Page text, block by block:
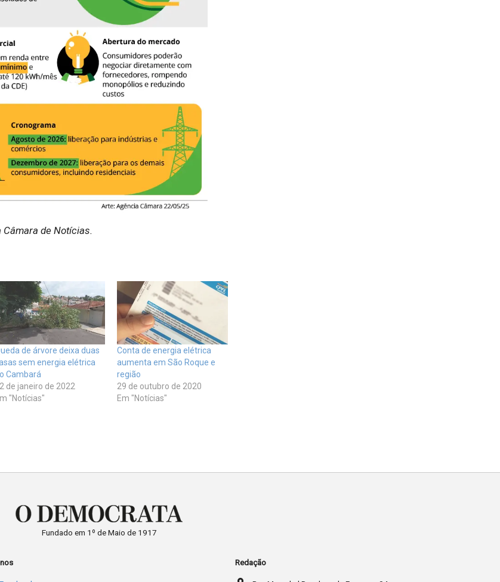
de Notícias.
de árvore deixa duas
sem energia elétrica
Cambará
de janeiro de 2022
"Notícias"
Conta de energia elétrica
aumenta em São Roque e
região
29 de outubro de 2020
Em "Notícias"
Fundado em 1º de Maio de 1917
Redação